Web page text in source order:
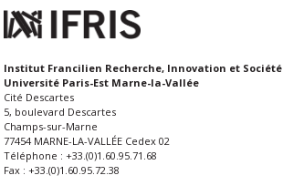
Institut Francilien Recherche, Innovation et Société
Université Paris-Est Marne-la-Vallée
Cité Descartes
5, boulevard Descartes
Champs-sur-Marne
77454 MARNE-LA-VALLÉE Cedex 02
Téléphone : +33.(0)1.60.95.71.68
Fax : +33.(0)1.60.95.72.38